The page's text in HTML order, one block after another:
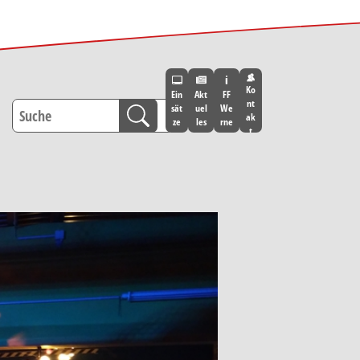
Ein
sät
ze
Akt
uel
les
FF
We
rne
Ko
nt
ak
t